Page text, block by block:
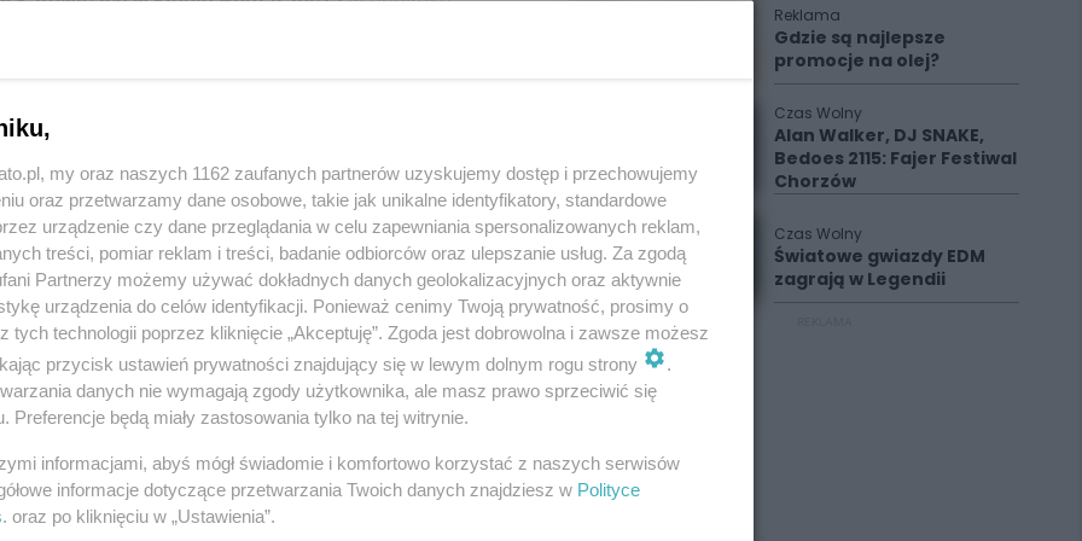
że kiedy 36-latek wraz z żoną przechodził
Następnie
udziału w pobiciu. Podejrzany odmówił
mu kara do 3 lat więzienia. Jednak policjanci
aktywny udział w pobiciu 36-latka. Ich wizerunek
Wydziału Zwalczania Przestępczości
pod nr tel. 47 85 138 50, 47 85 138 79 lub pod
Reklama
Gdzie są najlepsze
promocje na olej?
Czas Wolny
Alan Walker, DJ SNAKE,
Bedoes 2115: Fajer Festiwal
Chorzów
Czas Wolny
Światowe gwiazdy EDM
zagrają w Legendii
my oraz naszych 1162 zaufanych partnerów uzyskujemy dostęp i przechowujemy
oraz przetwarzamy dane osobowe, takie jak unikalne identyfikatory, standardowe
urządzenie czy dane przeglądania w celu zapewniania spersonalizowanych reklam,
treści, pomiar reklam i treści, badanie odbiorców oraz ulepszanie usług. Za zgodą
Partnerzy możemy używać dokładnych danych geolokalizacyjnych oraz aktywnie
urządzenia do celów identyfikacji. Ponieważ cenimy Twoją prywatność, prosimy o
tych technologii poprzez kliknięcie „Akceptuję”. Zgoda jest dobrowolna i zawsze możesz
przycisk ustawień prywatności znajdujący się w lewym dolnym rogu strony
.
danych nie wymagają zgody użytkownika, ale masz prawo sprzeciwić się
Preferencje będą miały zastosowania tylko na tej witrynie.
informacjami, abyś mógł świadomie i komfortowo korzystać z naszych serwisów
informacje dotyczące przetwarzania Twoich danych znajdziesz w Polityce
. oraz po kliknięciu w „Ustawienia”.